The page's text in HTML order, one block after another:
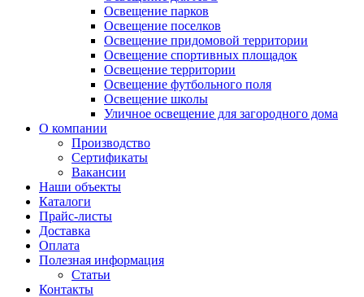
Освещение парков
Освещение поселков
Освещение придомовой территории
Освещение спортивных площадок
Освещение территории
Освещение футбольного поля
Освещение школы
Уличное освещение для загородного дома
О компании
Производство
Сертификаты
Вакансии
Наши объекты
Каталоги
Прайс-листы
Доставка
Оплата
Полезная информация
Статьи
Контакты